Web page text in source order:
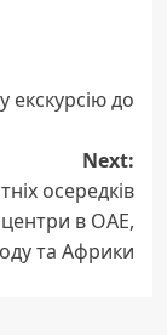
екскурсію до
Next:
осередків
центри в ОАЕ,
та Африки